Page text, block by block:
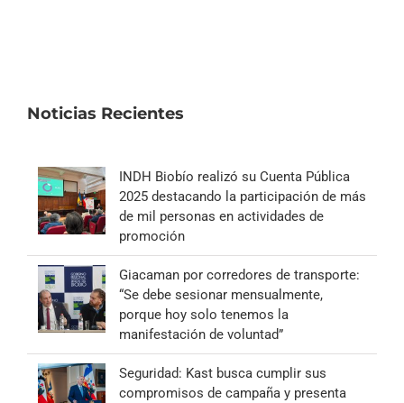
Noticias Recientes
INDH Biobío realizó su Cuenta Pública
2025 destacando la participación de más
de mil personas en actividades de
promoción
Giacaman por corredores de transporte:
“Se debe sesionar mensualmente,
porque hoy solo tenemos la
manifestación de voluntad”
Seguridad: Kast busca cumplir sus
compromisos de campaña y presenta